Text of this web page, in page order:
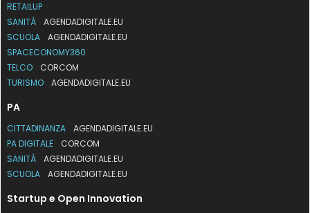
RETAILUP
SANITÀ
AGENDADIGITALE.EU
SCUOLA
AGENDADIGITALE.EU
SPACECONOMY360
TELCO
CORCOM
TURISMO
AGENDADIGITALE.EU
PA
CITTADINANZA
AGENDADIGITALE.EU
PA DIGITALE
CORCOM
SANITÀ
AGENDADIGITALE.EU
SCUOLA
AGENDADIGITALE.EU
Startup e Open Innovation